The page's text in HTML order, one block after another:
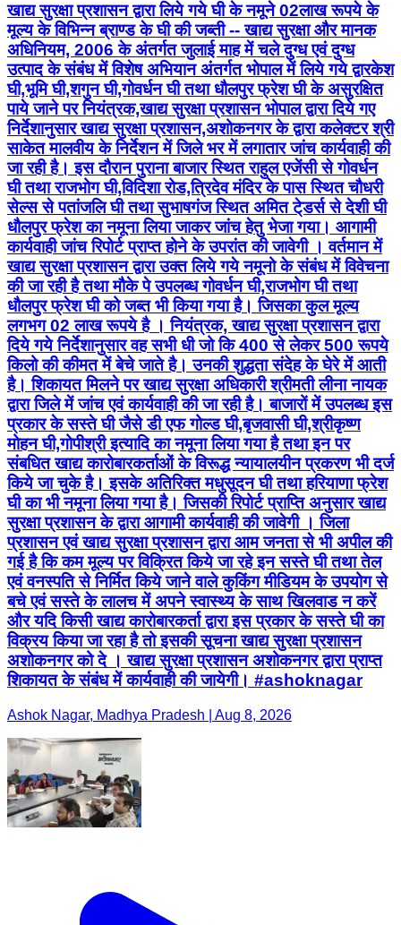
खाद्य सुरक्षा प्रशासन द्वारा लिये गये घी के नमूने 02लाख रूपये के
मूल्य के विभिन्न ब्राण्ड के घी की जब्ती -- खाद्य सुरक्षा और मानक
अधिनियम, 2006 के अंतर्गत जुलाई माह में चले दुग्ध एवं दुग्ध
उत्पाद के संबंध में विशेष अभियान अंतर्गत भोपाल में लिये गये द्वारकेश
घी,भूमि घी,शगुन घी,गोवर्धन घी तथा धौलपुर फ्रेश घी के असुरक्षित
पाये जाने पर नियंत्रक,खाद्य सुरक्षा प्रशासन भोपाल द्वारा ‍दिये गए
निर्देशानुसार खाद्य सुरक्षा प्रशासन,अशोकनगर के द्वारा कलेक्टर श्री
साकेत मालवीय के निर्देशन में जिले भर में लगातार जांच कार्यवाही की
जा रही है। इस दौरान पुराना बाजार स्थित राहुल एजेंसी से गोवर्धन
घी तथा राजभोग घी,विदिशा रोड,त्रिदेव मंदिर के पास स्थित चौधरी
सेल्स से पतांजलि घी तथा सुभाषगंज स्थित अमित टे्डर्स से देशी घी
धौलपुर फ्रेश का नमूना लिया जाकर जांच हेतु भेजा गया। आगामी
कार्यवाही जांच रिपोर्ट प्राप्त होने के उपरांत की जावेगी । वर्तमान में
खाद्य सुरक्षा प्रशासन द्वारा उक्त लिये गये नमूनो के संबंध में विवेचना
की जा रही है तथा मौके पे उपलब्ध गोवर्धन घी,राजभोग घी तथा
धौलपुर फ्रेश घी को जब्त भी किया गया है। जिसका कुल मूल्य
लगभग 02 लाख रूपये है । नियंत्रक, खाद्य सुरक्षा प्रशासन द्वारा
दिये गये निर्देशानुसार वह सभी धी जो कि 400 से लेकर 500 रूपये
किलो की कीमत में बेचे जाते है। उनकी शुद्धता संदेह के घेरे में आती
है। शिकायत मिलने पर खाद्य सुरक्षा अधिकारी श्रीमती लीना नायक
द्वारा जिले में जांच एवं कार्यवाही की जा रही है। बाजारों में उपलब्ध इस
प्रकार के सस्ते घी जैसे डी एफ गोल्ड घी,बृजवासी घी,श्रीकृष्ण
मोहन घी,गोपीश्री इत्यादि का नमूना लिया गया है तथा इन पर
संबधित खाद्य कारोबारकर्ताओं के विरूद्ध न्यायालयीन प्रकरण भी दर्ज
किये जा चुके है। इसके अतिरिक्त मधुसूदन घी तथा हरियाणा फ्रेश
घी का भी नमूना लिया गया है। जिसकी रिपोर्ट प्राप्ति अनुसार खाद्य
सुरक्षा प्रशासन के द्वारा आगामी कार्यवाही की जावेगी । जिला
प्रशासन एवं खाद्य सुरक्षा प्रशासन द्वारा आम जनता से भी अपील की
गई है कि कम मूल्य पर विक्रित किये जा रहे इन सस्ते घी तथा तेल
एवं वनस्पति से निर्मित किये जाने वाले कुकिंग मीडियम के उपयोग से
बचे एवं सस्ते के लालच में अपने स्वास्थ्य के साथ खिलवाड न करें
और यदि किसी खाद्य कारोबारकर्ता द्वारा इस प्रकार के सस्ते घी का
विक्रय किया जा रहा है तो इसकी सूचना खाद्य सुरक्षा प्रशासन
अशोकनगर को दे । खाद्य सुरक्षा प्रशासन अशोकनगर द्वारा प्राप्त
शिकायत के संबंध में कार्यवाही की जायेगी। #ashoknagar
Ashok Nagar, Madhya Pradesh | Aug 8, 2026